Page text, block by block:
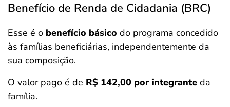
Benefício de Renda de Cidadania (BRC)
Esse é o benefício básico do programa concedido
às famílias beneficiárias, independentemente da
sua composição.
O valor pago é de R$ 142,00 por integrante da
família.